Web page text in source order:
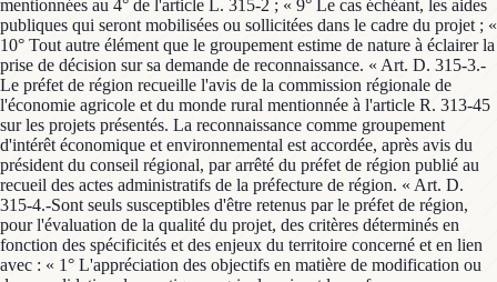
mentionnées au 4° de l'article L. 315-2 ; « 9° Le cas échéant, les aides
publiques qui seront mobilisées ou sollicitées dans le cadre du projet ; «
10° Tout autre élément que le groupement estime de nature à éclairer la
prise de décision sur sa demande de reconnaissance. « Art. D. 315-3.-
Le préfet de région recueille l'avis de la commission régionale de
l'économie agricole et du monde rural mentionnée à l'article R. 313-45
sur les projets présentés. La reconnaissance comme groupement
d'intérêt économique et environnemental est accordée, après avis du
président du conseil régional, par arrêté du préfet de région publié au
recueil des actes administratifs de la préfecture de région. « Art. D.
315-4.-Sont seuls susceptibles d'être retenus par le préfet de région,
pour l'évaluation de la qualité du projet, des critères déterminés en
fonction des spécificités et des enjeux du territoire concerné et en lien
avec : « 1° L'appréciation des objectifs en matière de modification ou